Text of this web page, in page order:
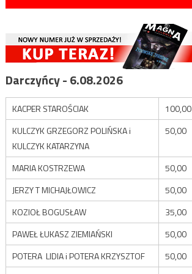
Darczyńcy - 6.08.2026
KACPER STAROŚCIAK
100,00
KULCZYK GRZEGORZ POLIŃSKA i
KULCZYK KATARZYNA
50,00
MARIA KOSTRZEWA
50,00
JERZY T MICHAJŁOWICZ
50,00
KOZIOŁ BOGUSŁAW
35,00
PAWEŁ ŁUKASZ ZIEMIAŃSKI
50,00
POTERA LIDIA i POTERA KRZYSZTOF
50,00